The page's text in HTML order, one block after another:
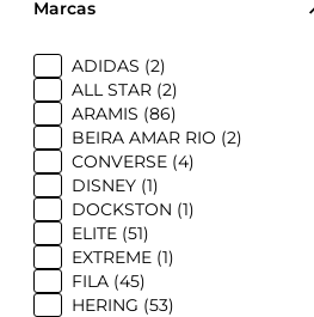
Marcas
ADIDAS (2)
ALL STAR (2)
ARAMIS (86)
BEIRA AMAR RIO (2)
CONVERSE (4)
DISNEY (1)
DOCKSTON (1)
ELITE (51)
EXTREME (1)
FILA (45)
HERING (53)